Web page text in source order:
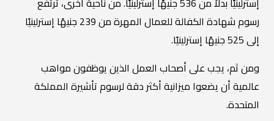
رسوم شهادة الكفالة للعمال المهرة من 239 جنيهًا إسترلينيًا
إلى 525 جنيهًا إسترلينيًا.
ومن ثم، يجب على أصحاب العمل الذين يوظفون مواهب
عالمية أن يضعوا ميزانية أكثر دقة لرسوم تأشيرة المملكة
المتحدة.